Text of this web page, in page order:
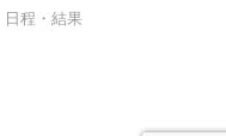
日程・結果